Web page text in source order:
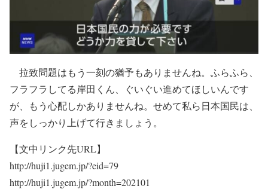
拉致問題はもう一刻の猶予もありませんね。ふらふら、
フラフラしてる岸田くん、ぐいぐい進めてほしいんです
が、もう心配しかありませんね。せめて私ら日本国民は、
声をしっかり上げて行きましょう。
【文中リンク先URL】
http://huji1.jugem.jp/?eid=79
http://huji1.jugem.jp/?month=202101